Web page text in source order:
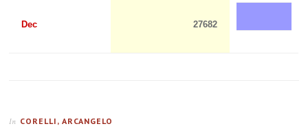
Dec 27682
In CORELLI, ARCANGELO